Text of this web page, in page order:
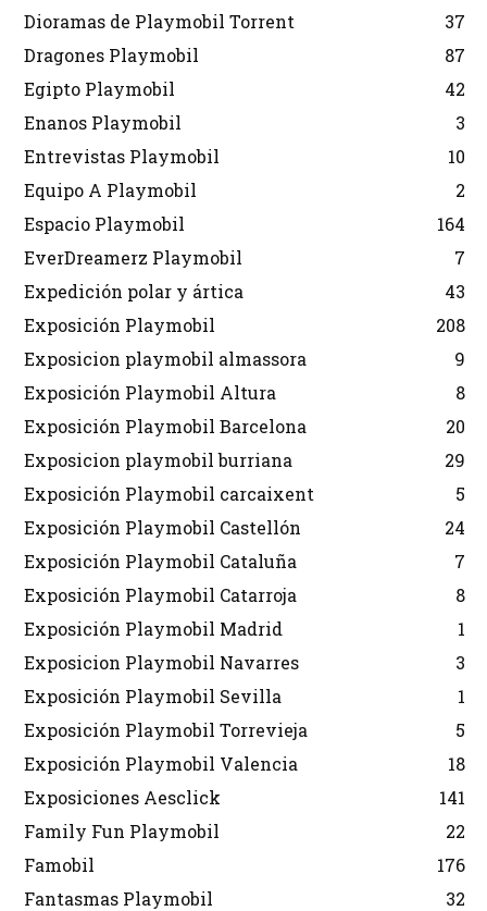
Dioramas de Playmobil Torrent
37
Dragones Playmobil
87
Egipto Playmobil
42
Enanos Playmobil
3
Entrevistas Playmobil
10
Equipo A Playmobil
2
Espacio Playmobil
164
EverDreamerz Playmobil
7
Expedición polar y ártica
43
Exposición Playmobil
208
Exposicion playmobil almassora
9
Exposición Playmobil Altura
8
Exposición Playmobil Barcelona
20
Exposicion playmobil burriana
29
Exposición Playmobil carcaixent
5
Exposición Playmobil Castellón
24
Exposición Playmobil Cataluña
7
Exposición Playmobil Catarroja
8
Exposición Playmobil Madrid
1
Exposicion Playmobil Navarres
3
Exposición Playmobil Sevilla
1
Exposición Playmobil Torrevieja
5
Exposición Playmobil Valencia
18
Exposiciones Aesclick
141
Family Fun Playmobil
22
Famobil
176
Fantasmas Playmobil
32